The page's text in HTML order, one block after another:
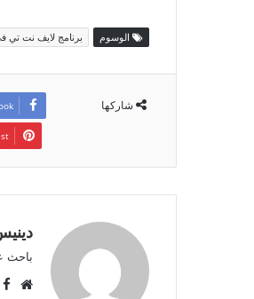
الوسوم برنامج لايف نت تي
شاركها
باحث